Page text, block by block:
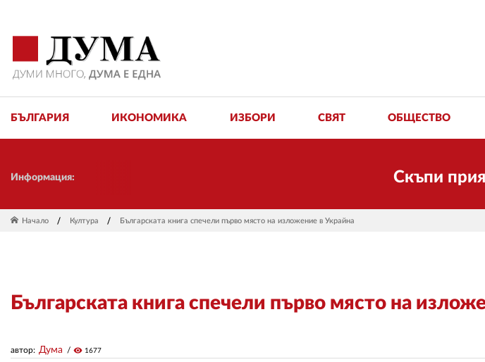
БЪЛГАРИЯ ИКОНОМИКА ИЗБОРИ СВЯТ ОБЩЕСТВО
Информация: Скъпи
Начало Култура Българската книга спечели първо място на изложение в Украйна
Българската книга спечели първо място на
автор: Дума visibility 1677